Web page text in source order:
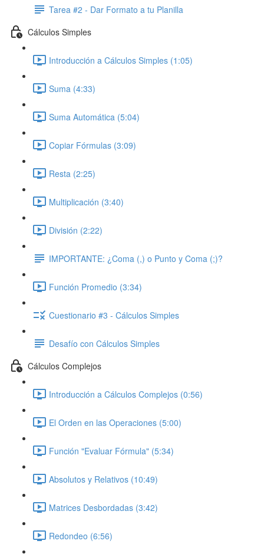
Tarea #2 - Dar Formato a tu Planilla
Cálculos Simples
Introducción a Cálculos Simples (1:05)
Suma (4:33)
Suma Automática (5:04)
Copiar Fórmulas (3:09)
Resta (2:25)
Multiplicación (3:40)
División (2:22)
IMPORTANTE: ¿Coma (,) o Punto y Coma (;)?
Función Promedio (3:34)
Cuestionario #3 - Cálculos Simples
Desafío con Cálculos Simples
Cálculos Complejos
Introducción a Cálculos Complejos (0:56)
El Orden en las Operaciones (5:00)
Función "Evaluar Fórmula" (5:34)
Absolutos y Relativos (10:49)
Matrices Desbordadas (3:42)
Redondeo (6:56)